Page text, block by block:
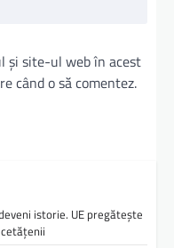
și site-ul web în acest
când o să comentez.
istorie. UE pregătește